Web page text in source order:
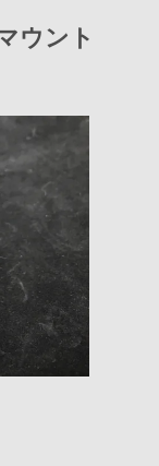
ウント